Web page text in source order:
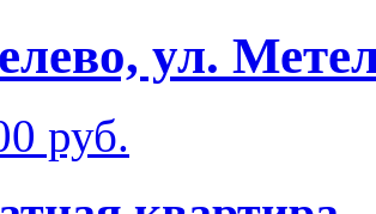
ул.
руб.